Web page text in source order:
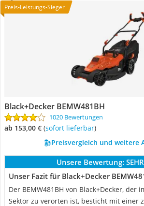
Preis-Leistungs-Sieger
Black+Decker BEMW481BH
1020 Bewertungen
ab 153,00 € ( Sofort lieferbar)
Preisvergleich und weitere
Unsere Bewertung:
Unser Fazit für Black+Decker
Der BEMW481BH von Black+Decker, der
Sektor zu verorten ist, besticht mit einer